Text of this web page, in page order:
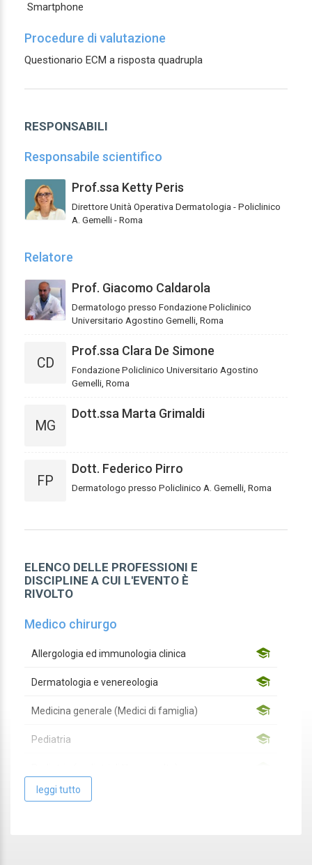
Smartphone
Procedure di valutazione
Questionario ECM a risposta quadrupla
RESPONSABILI
Responsabile scientifico
Prof.ssa Ketty Peris
Direttore Unità Operativa Dermatologia - Policlinico
A. Gemelli - Roma
Relatore
Prof. Giacomo Caldarola
Dermatologo presso Fondazione Policlinico
Universitario Agostino Gemelli, Roma
CD
Prof.ssa Clara De Simone
Fondazione Policlinico Universitario Agostino
Gemelli, Roma
MG
Dott.ssa Marta Grimaldi
FP
Dott. Federico Pirro
Dermatologo presso Policlinico A. Gemelli, Roma
ELENCO DELLE PROFESSIONI E
DISCIPLINE A CUI L'EVENTO È
RIVOLTO
Medico chirurgo
Allergologia ed immunologia clinica
Dermatologia e venereologia
Medicina generale (Medici di famiglia)
Pediatria
Privo di specializzazione
leggi tutto